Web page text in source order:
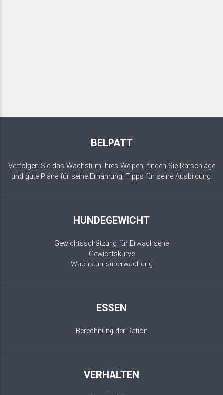
BELPATT
Verfolgen Sie das Wachstum Ihres Welpen, finden Sie Ratschläge
und gute Pläne für seine Ernährung, Tipps für seine Ausbildung.
HUNDEGEWICHT
Gewichtsschätzung für Erwachsene
Gewichtskurve
Wachstumsüberwachung
ESSEN
Berechnung der Ration
VERHALTEN